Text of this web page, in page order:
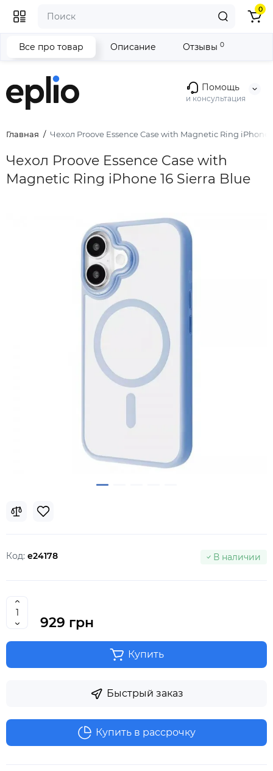
Помощь
и консультация
0
Главная Чехол Proove Essence Case with Magnetic Ring iPhone
Чехол Proove Essence Case with
Magnetic Ring iPhone 16 Sierra Blue
Все про товар Описание Отзывы 0
Код: e24178 В наличии
929 грн
Купить
Быстрый заказ
Купить в рассрочку